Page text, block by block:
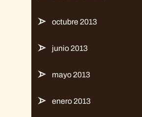
octubre 2013
junio 2013
mayo 2013
enero 2013